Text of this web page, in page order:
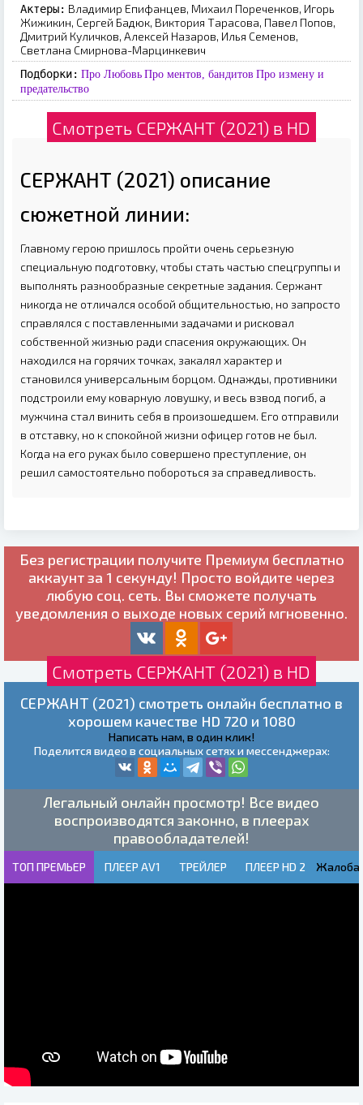
Актеры: Владимир Епифанцев, Михаил Пореченков, Игорь
Жижикин, Сергей Бадюк, Виктория Тарасова, Павел Попов,
Дмитрий Куличков, Алексей Назаров, Илья Семенов,
Светлана Смирнова-Марцинкевич
Подборки: Про Любовь Про ментов, бандитов Про измену и
предательство
Смотреть СЕРЖАНТ (2021) в HD
СЕРЖАНТ (2021) описание
сюжетной линии:
Главному герою пришлось пройти очень серьезную
специальную подготовку, чтобы стать частью спецгруппы и
выполнять разнообразные секретные задания. Сержант
никогда не отличался особой общительностью, но запросто
справлялся с поставленными задачами и рисковал
собственной жизнью ради спасения окружающих. Он
находился на горячих точках, закалял характер и
становился универсальным борцом. Однажды, противники
подстроили ему коварную ловушку, и весь взвод погиб, а
мужчина стал винить себя в произошедшем. Его отправили
в отставку, но к спокойной жизни офицер готов не был.
Когда на его руках было совершено преступление, он
решил самостоятельно побороться за справедливость.
Без регистрации получите Премиум бесплатно
аккаунт за 1 секунду! Просто войдите через
любую соц. сеть. Вы сможете получать
уведомления о выходе новых серий мгновенно.
Смотреть СЕРЖАНТ (2021) в HD
СЕРЖАНТ (2021) смотреть онлайн бесплатно в
хорошем качестве HD 720 и 1080
Написать нам, в один клик!
Поделится видео в социальных сетях и мессенджерах:
Легальный онлайн просмотр! Все видео
воспроизводятся законно, в плеерах
правообладателей!
ТОП ПРЕМЬЕР ПЛЕЕР AV1 ТРЕЙЛЕР ПЛЕЕР HD 2 Жалоба!